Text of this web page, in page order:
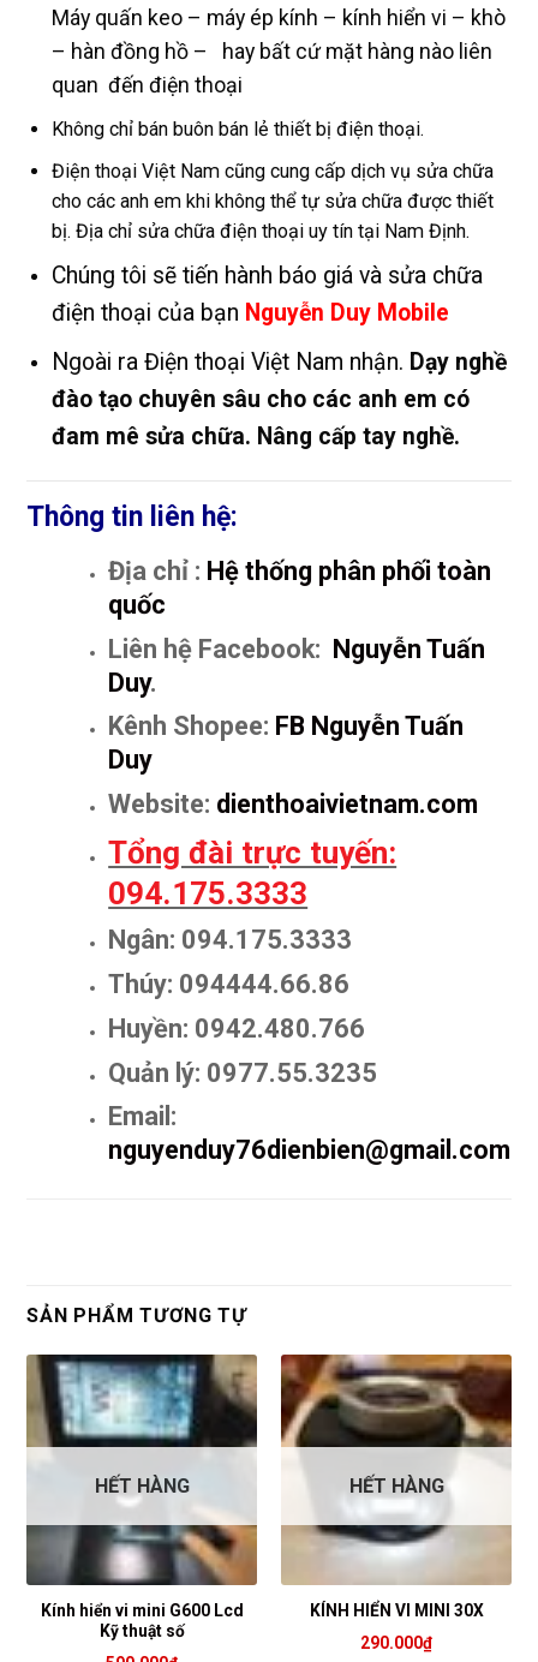
Máy quấn keo – máy ép kính – kính hiển vi – khò
– hàn đồng hồ – hay bất cứ mặt hàng nào liên
quan đến điện thoại
Không chỉ bán buôn bán lẻ thiết bị điện thoại.
Điện thoại Việt Nam cũng cung cấp dịch vụ sửa chữa
cho các anh em khi không thể tự sửa chữa được thiết
bị. Địa chỉ sửa chữa điện thoại uy tín tại Nam Định.
Chúng tôi sẽ tiến hành báo giá và sửa chữa
điện thoại của bạn Nguyễn Duy Mobile
Ngoài ra Điện thoại Việt Nam nhận. Dạy nghề
đào tạo chuyên sâu cho các anh em có
đam mê sửa chữa. Nâng cấp tay nghề.
Thông tin liên hệ:
Địa chỉ : Hệ thống phân phối toàn
quốc
Liên hệ Facebook: Nguyễn Tuấn
Duy.
Kênh Shopee: FB Nguyễn Tuấn
Duy
Website: dienthoaivietnam.com
Tổng đài trực tuyến:
094.175.3333
Ngân: 094.175.3333
Thúy: 094444.66.86
Huyền: 0942.480.766
Quản lý: 0977.55.3235
Email:
nguyenduy76dienbien@gmail.com
SẢN PHẨM TƯƠNG TỰ
HẾT HÀNG
Kính hiển vi mini G600 Lcd
Kỹ thuật số
HẾT HÀNG
KÍNH HIỂN VI MINI 30X
290.000₫